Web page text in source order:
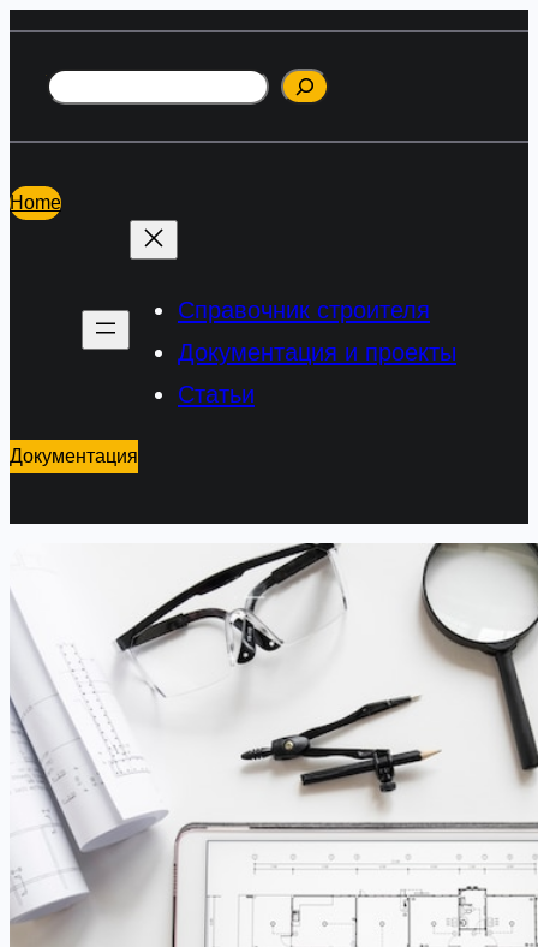
содержимому
Поиск
Home
Справочник строителя
Документация и проекты
Статьи
Документация